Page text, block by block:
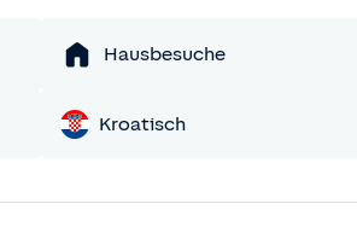
Hausbesuche
Kroatisch